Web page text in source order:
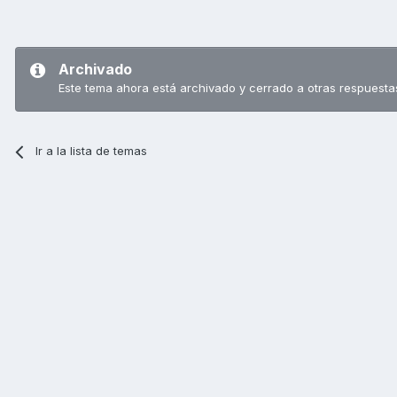
Archivado
Este tema ahora está archivado y cerrado a otras
Ir a la lista de temas